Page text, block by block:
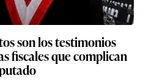
son los testimonios
fiscales que complican